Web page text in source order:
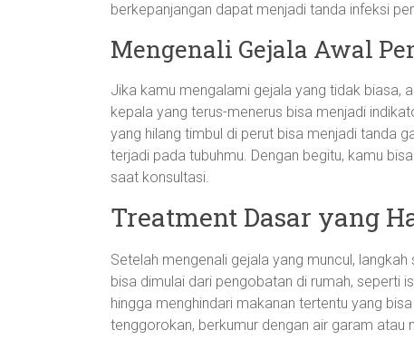
berkepanjangan dapat menjadi tanda infeksi
Mengenali Gejala Awal
Jika kamu mengalami gejala yang tidak biasa,
kepala yang terus-menerus bisa menjadi
yang hilang timbul di perut bisa menjadi tanda
terjadi pada tubuhmu. Dengan begitu, kamu
saat konsultasi.
Treatment Dasar yang
Setelah mengenali gejala yang muncul,
bisa dimulai dari pengobatan di rumah, seperti
hingga menghindari makanan tertentu yang
tenggorokan, berkumur dengan air garam